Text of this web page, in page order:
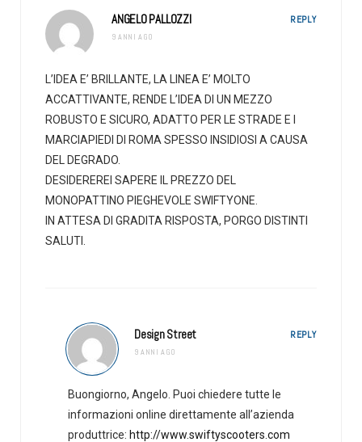
ANGELO PALLOZZI
9 ANNI AGO
REPLY
L’IDEA E’ BRILLANTE, LA LINEA E’ MOLTO
ACCATTIVANTE, RENDE L’IDEA DI UN MEZZO
ROBUSTO E SICURO, ADATTO PER LE STRADE E I
MARCIAPIEDI DI ROMA SPESSO INSIDIOSI A CAUSA
DEL DEGRADO.
DESIDEREREI SAPERE IL PREZZO DEL
MONOPATTINO PIEGHEVOLE SWIFTYONE.
IN ATTESA DI GRADITA RISPOSTA, PORGO DISTINTI
SALUTI.
Design Street
9 ANNI AGO
REPLY
Buongiorno, Angelo. Puoi chiedere tutte le
informazioni online direttamente all’azienda
produttrice: http://www.swiftyscooters.com